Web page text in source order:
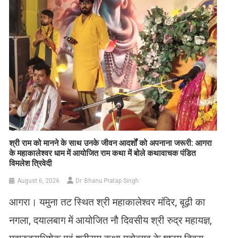
​श्री राम को मानने के साथ उनके जीवन आदर्शों को अपनाना जरूरी: आगरा
के महाकालेश्वर धाम में आयोजित राम कथा में बोले कथावाचक पंडित
विमलेश त्रिवेदी
August 6, 2026 Dr. Bhanu Pratap Singh
आगरा। यमुना तट स्थित श्री महाकालेश्वर मंदिर, बूढ़ी का
नगला, दयालबाग में आयोजित नौ दिवसीय श्री रुद्र महायज्ञ,